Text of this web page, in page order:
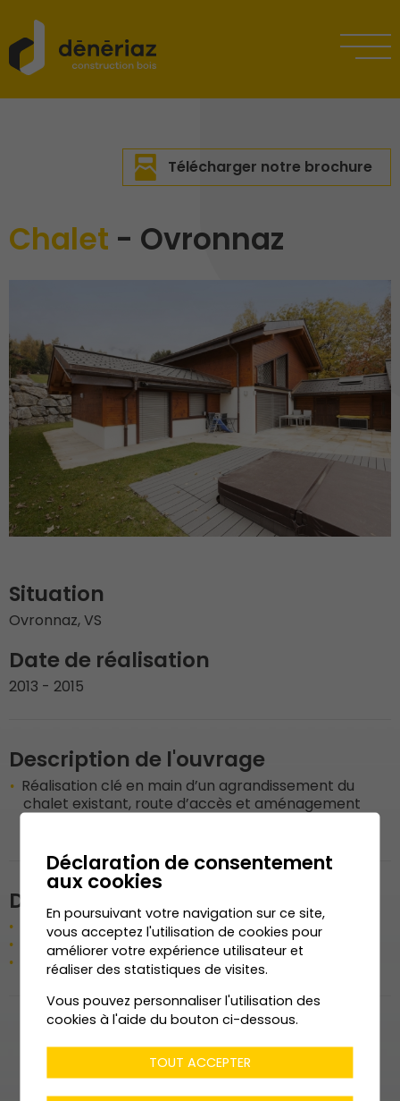
Télécharger notre brochure
Chalet - Ovronnaz
Situation
Ovronnaz, VS
Date de réalisation
2013 - 2015
Description de l'ouvrage
Réalisation clé en main d’un agrandissement du
chalet existant, route d’accès et aménagement
Données techniques
M3 SIA de l’agrandissement1’190 m3
Surface agrandie204 m2
Chauffage: PAC
Déclaration de consentement
aux cookies
En poursuivant votre navigation sur ce site,
vous acceptez l'utilisation de cookies pour
améliorer votre expérience utilisateur et
réaliser des statistiques de visites.
Vous pouvez personnaliser l'utilisation des
cookies à l'aide du bouton ci-dessous.
TOUT ACCEPTER